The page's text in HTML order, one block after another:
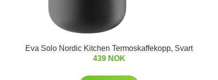
Eva Solo Nordic Kitchen Termoskaffekopp, Svart
439 NOK